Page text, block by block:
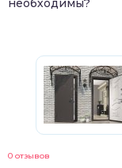
необходимы?
0 отзывов